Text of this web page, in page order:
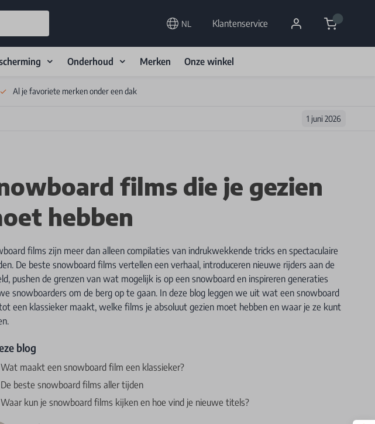
NL Klantenservice Cart
Onderhoud Merken Onze winkel
Al je favoriete merken onder een dak
1 juni 2026
films die je gezien
hebben
films zijn meer dan alleen compilaties van indrukwekkende tricks en spectaculaire
De beste snowboard films vertellen een verhaal, introduceren nieuwe rijders aan de
pushen de grenzen van wat mogelijk is op een snowboard en inspireren generaties
snowboarders om de berg op te gaan. In deze blog leggen we uit wat een snowboard
een klassieker maakt, welke films je absoluut gezien moet hebben en waar je ze kunt
blog
Wat maakt een snowboard film een klassieker?
De beste snowboard films aller tijden
Waar kun je snowboard films kijken en hoe vind je nieuwe titels?